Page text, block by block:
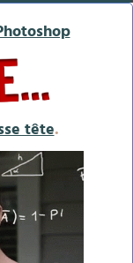
tête.